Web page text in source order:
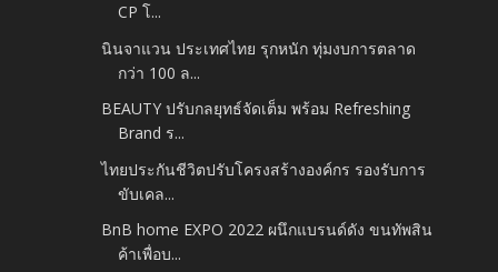
CP โ...
นินจาแวน ประเทศไทย รุกหนัก ทุ่มงบการตลาด
กว่า 100 ล...
BEAUTY ปรับกลยุทธ์จัดเต็ม พร้อม Refreshing
Brand ร...
ไทยประกันชีวิตปรับโครงสร้างองค์กร รองรับการ
ขับเคล...
BnB home EXPO 2022 ผนึกแบรนด์ดัง ขนทัพสิน
ค้าเพื่อบ...